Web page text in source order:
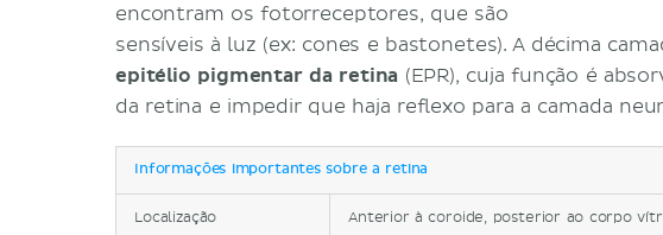
encontram os fotorreceptores, que são
sensíveis à luz (ex: cones e bastonetes). A décima
epitélio pigmentar da retina (EPR), cuja função é
da retina e impedir que haja reflexo para a camada
Informações importantes sobre a retina
Localização Anterior à coroide, posterior ao corpo